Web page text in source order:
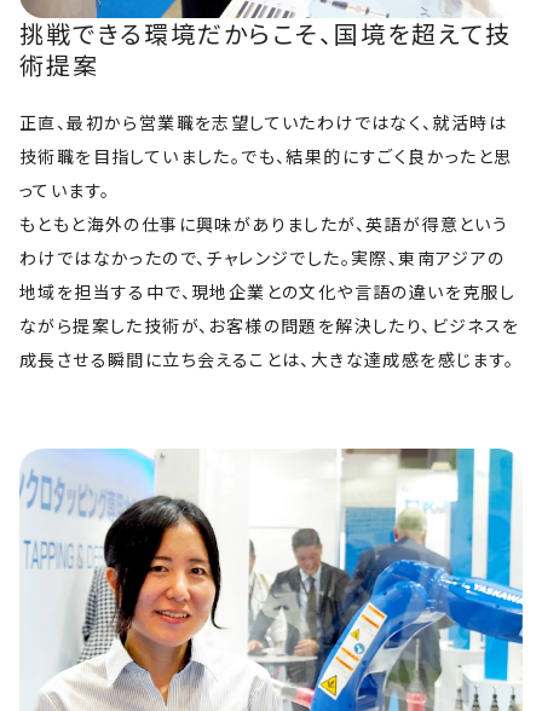
挑戦できる環境だからこそ、国境を超えて技
術提案
正直、最初から営業職を志望していたわけではなく、就活時は
技術職を目指していました。でも、結果的にすごく良かったと思
っています。
もともと海外の仕事に興味がありましたが、英語が得意という
わけではなかったので、チャレンジでした。実際、東南アジアの
地域を担当する中で、現地企業との文化や言語の違いを克服し
ながら提案した技術が、お客様の問題を解決したり、ビジネスを
成長させる瞬間に立ち会えることは、大きな達成感を感じます。